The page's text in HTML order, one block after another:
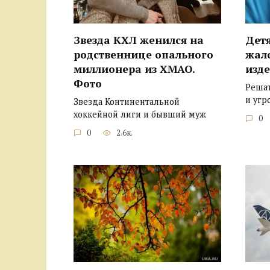
Звезда КХЛ женился на
родственнице опального
миллионера из ХМАО.
Фото
Звезда Континентальной
хоккейной лиги и бывший муж
0 2.6к.
и
0